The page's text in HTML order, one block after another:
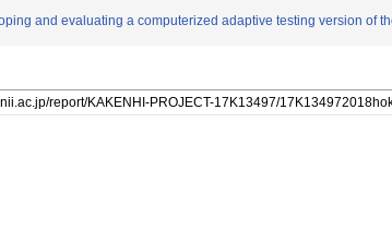
and evaluating a computerized adaptive testing version of